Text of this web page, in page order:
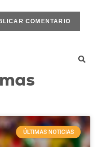
ÚLTIMAS NOTICIAS